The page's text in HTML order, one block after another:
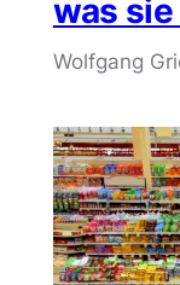
was
Wolfgang